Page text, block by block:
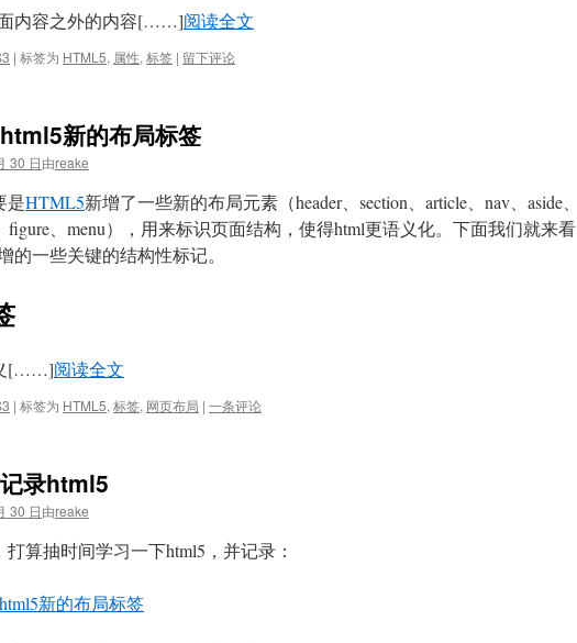
面内容之外的内容[……]阅读全文
| 标签为 HTML5, 属性, 标签 | 留下评论
新的布局标签
30 日由reake
是HTML5新增了一些新的布局元素（header、section、article、nav、aside、
figure、menu），用来标识页面结构，使得html更语义化。下面我们就来看
的一些关键的结构性标记。
[……]阅读全文
| 标签为 HTML5, 标签, 网页布局 | 一条评论
录html5
30 日由reake
算抽时间学习一下html5，并记录：
新的布局标签